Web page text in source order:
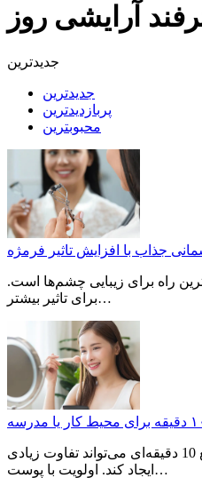
آرایشی روز
جدیدترین
جدیدترین
پربازدیدترین
محبوبترین
جذاب با افزایش تاثیر فرمژه
راه برای زیبایی چشم‌ها است.
برای تاثیر بیشتر…
برای روزهای شلوغ، میکاپ سریع 10 دقیقه‌ای می‌تواند تفاوت زیادی
ایجاد کند. اولویت با پوست…